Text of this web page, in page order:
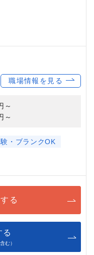
職場情報を見る
～
～
・ブランクOK
る
る
む）